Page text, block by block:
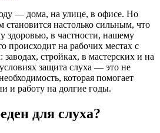
— дома, на улице, в офисе. Но
становится настолько сильным, что
здоровью, в частности, нашему
происходит на рабочих местах с
стройках, в мастерских и на
защита слуха — это не
которая помогает
и работу на долгие годы.
для слуха?